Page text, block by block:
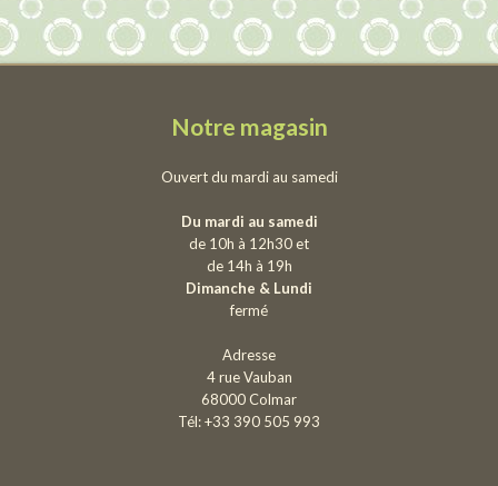
Notre magasin
Ouvert du mardi au samedi
Du mardi au samedi
de 10h à 12h30 et
de 14h à 19h
Dimanche & Lundi
fermé
Adresse
4 rue Vauban
68000 Colmar
Tél: +33 390 505 993